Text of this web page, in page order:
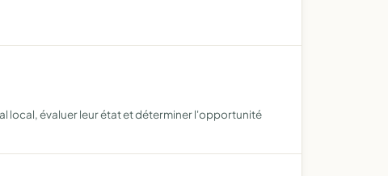
local, évaluer leur état et déterminer l'opportunité